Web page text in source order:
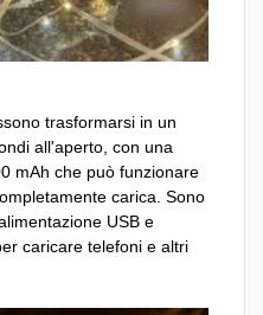
trasformarsi in un
all'aperto, con una
mAh che può funzionare
carica. Sono
USB e
caricare telefoni e altri